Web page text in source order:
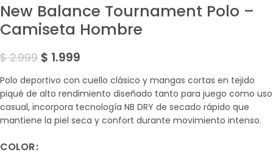
New Balance Tournament Polo –
Camiseta Hombre
$2.999 $ 1.999
Polo deportivo con cuello clásico y mangas cortas en tejido
piqué de alto rendimiento diseñado tanto para juego como uso
casual, incorpora tecnología NB DRY de secado rápido que
mantiene la piel seca y confort durante movimiento intenso.
COLOR